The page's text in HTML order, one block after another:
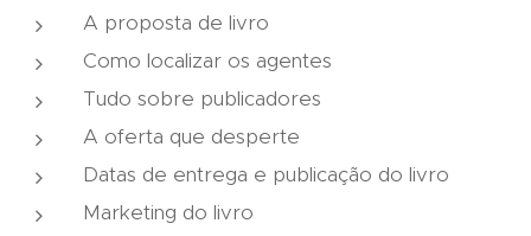
A proposta de livro
Como localizar os agentes
Tudo sobre publicadores
A oferta que desperte
Datas de entrega e publicação do livro
Marketing do livro